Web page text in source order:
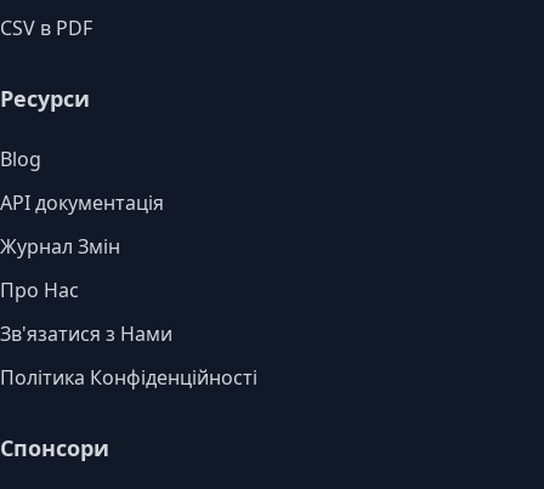
CSV в PDF
Ресурси
Blog
API документація
Журнал Змін
Про Нас
Зв'язатися з Нами
Політика Конфіденційності
Спонсори